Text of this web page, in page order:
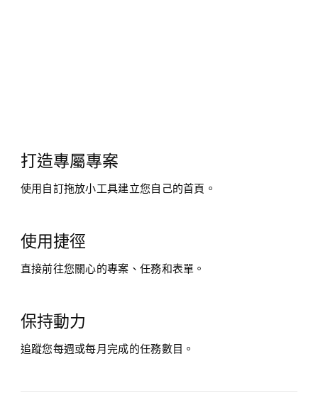
打造專屬專案
使用自訂拖放小工具建立您自己的首頁。
使用捷徑
直接前往您關心的專案、任務和表單。
保持動力
追蹤您每週或每月完成的任務數目。